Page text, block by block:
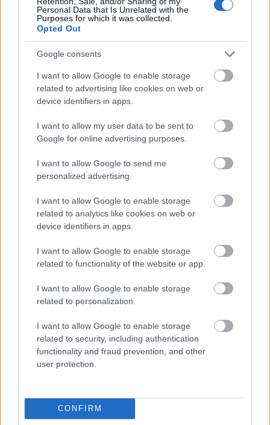
Personal Data that Is Unrelated with the
Purposes for which it was collected.
Opted Out
Google consents
I want to allow Google to enable storage
related to advertising like cookies on web or
device identifiers in apps.
I want to allow my user data to be sent to
Google for online advertising purposes.
I want to allow Google to send me
personalized advertising.
I want to allow Google to enable storage
related to analytics like cookies on web or
device identifiers in apps.
I want to allow Google to enable storage
related to functionality of the website or app.
I want to allow Google to enable storage
related to personalization.
I want to allow Google to enable storage
related to security, including authentication
functionality and fraud prevention, and other
user protection.
CONFIRM
Város-Teampannon Kereskedelmi és Szolgáltató Kft.
parkfelújítás
Indulhat a Honvéd tér megújításának tervezése, ahol a
klímatudatos gondolkodás és a helyi identitás erősítése kerül a
Történelmi táj, amelynek minden köve
M1 bővítés: már zajlik a teljesen új
Bicske Kelet csomópont építése
Új gyalogosátkelők és jelzőlámpás
csomópont épül Angyalföldön